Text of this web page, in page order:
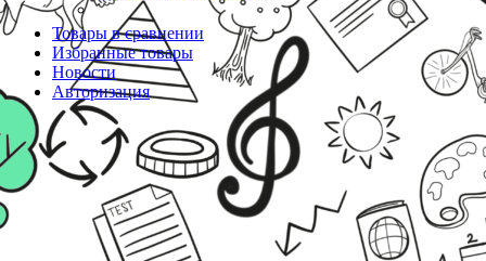
Товары в сравнении
Избранные товары
Новости
Авторизация